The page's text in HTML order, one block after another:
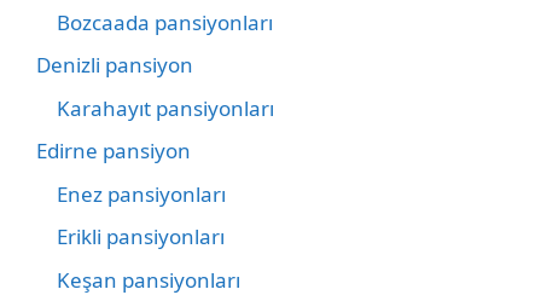
Bozcaada pansiyonları
Denizli pansiyon
Karahayıt pansiyonları
Edirne pansiyon
Enez pansiyonları
Erikli pansiyonları
Keşan pansiyonları